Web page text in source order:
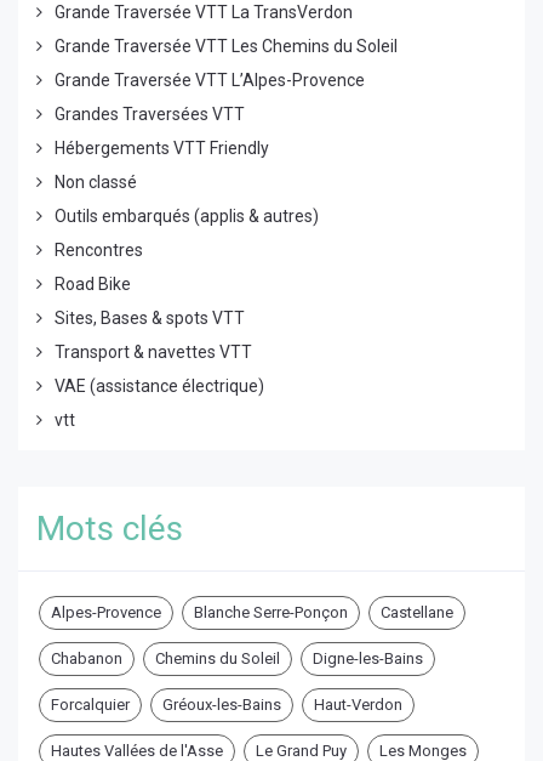
Grande Traversée VTT La TransVerdon
Grande Traversée VTT Les Chemins du Soleil
Grande Traversée VTT L’Alpes-Provence
Grandes Traversées VTT
Hébergements VTT Friendly
Non classé
Outils embarqués (applis & autres)
Rencontres
Road Bike
Sites, Bases & spots VTT
Transport & navettes VTT
VAE (assistance électrique)
vtt
Mots clés
Alpes-Provence Blanche Serre-Ponçon Castellane
Chabanon Chemins du Soleil Digne-les-Bains
Forcalquier Gréoux-les-Bains Haut-Verdon
Hautes Vallées de l'Asse Le Grand Puy Les Monges